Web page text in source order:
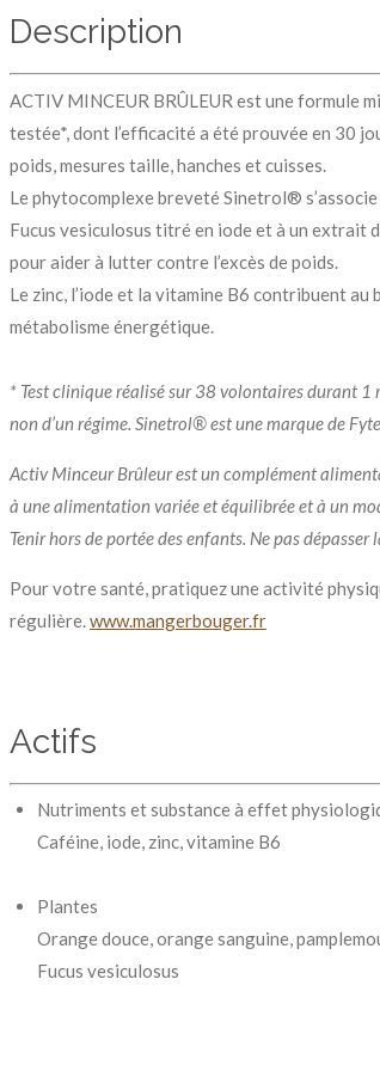
Description
ACTIV MINCEUR BRÛLEUR est une formule
testée*, dont l’efficacité a été prouvée en 30
poids, mesures taille, hanches et cuisses.
Le phytocomplexe breveté Sinetrol®
Fucus vesiculosus titré en iode et à un extrait
pour aider à lutter contre l’excès de poids.
Le zinc, l’iode et la vitamine B6 contribuent au
métabolisme énergétique.
* Test clinique réalisé sur 38 volontaires durant 1
non d’un régime. Sinetrol® est une marque de
Activ Minceur Brûleur est un complément
à une alimentation variée et équilibrée et à un
Tenir hors de portée des enfants. Ne pas
Pour votre santé, pratiquez une activité
régulière.www.mangerbouger.fr
Actifs
Nutriments et substance à effet
Caféine, iode, zinc, vitamine B6
Plantes
Orange douce, orange sanguine,
Fucus vesiculosus